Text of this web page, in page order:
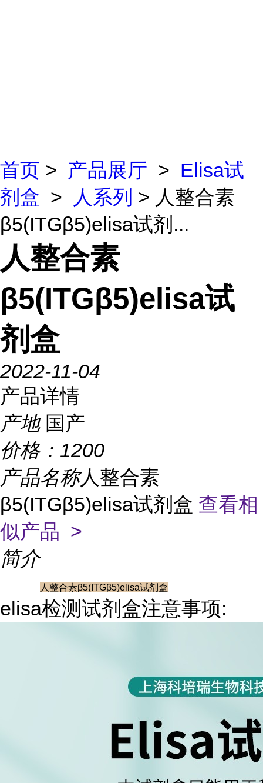
首页 > 产品展厅 > Elisa试
剂盒 > 人系列 > 人整合素
β5(ITGβ5)elisa试剂...
人整合素
β5(ITGβ5)elisa试
剂盒
2022-11-04
产品详情
产地 国产
价格： 1200
产品名称人整合素
β5(ITGβ5)elisa试剂盒 查看相
似产品 >
简介
人整合素β5(ITGβ5)elisa试剂盒
elisa检测试剂盒注意事项: